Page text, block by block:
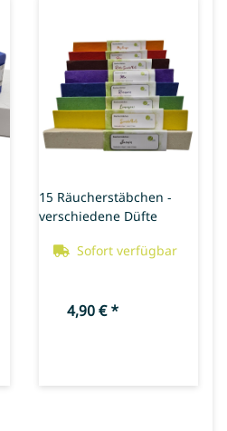
15 Räucherstäbchen -
verschiedene Düfte
Sofort verfügbar
4,90 €*